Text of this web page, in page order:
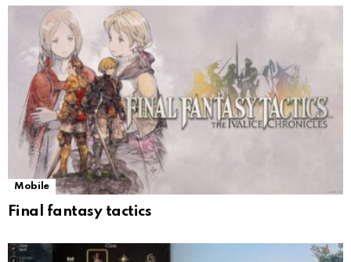
Mobile
Final fantasy tactics